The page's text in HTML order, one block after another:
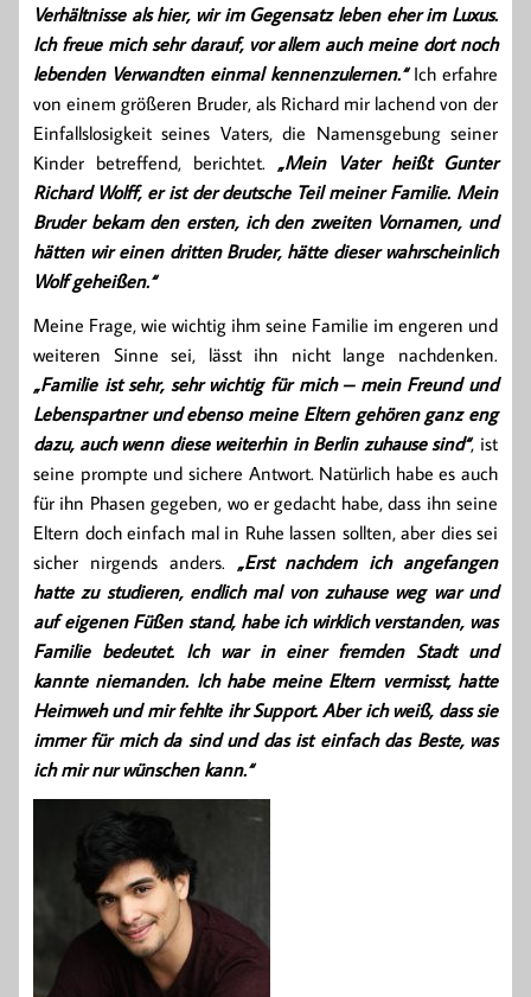
Verhältnisse als hier, wir im Gegensatz leben eher im Luxus.
Ich freue mich sehr darauf, vor allem auch meine dort noch
lebenden Verwandten einmal kennenzulernen.“Ich erfahre
von einem größeren Bruder, als Richard mir lachend von der
Einfallslosigkeit seines Vaters, die Namensgebung seiner
Kinder betreffend, berichtet. „Mein Vater heißt Gunter
Richard Wolff, er ist der deutsche Teil meiner Familie. Mein
Bruder bekam den ersten, ich den zweiten Vornamen, und
hätten wir einen dritten Bruder, hätte dieser wahrscheinlich
Wolf geheißen.“
Meine Frage, wie wichtig ihm seine Familie im engeren und
weiteren Sinne sei, lässt ihn nicht lange nachdenken.
„Familie ist sehr, sehr wichtig für mich – mein Freund und
Lebenspartner und ebenso meine Eltern gehören ganz eng
dazu, auch wenn diese weiterhin in Berlin zuhause sind“, ist
seine prompte und sichere Antwort. Natürlich habe es auch
für ihn Phasen gegeben, wo er gedacht habe, dass ihn seine
Eltern doch einfach mal in Ruhe lassen sollten, aber dies sei
sicher nirgends anders. „Erst nachdem ich angefangen
hatte zu studieren, endlich mal von zuhause weg war und
auf eigenen Füßen stand, habe ich wirklich verstanden, was
Familie bedeutet. Ich war in einer fremden Stadt und
kannte niemanden. Ich habe meine Eltern vermisst, hatte
Heimweh und mir fehlte ihr Support. Aber ich weiß, dass sie
immer für mich da sind und das ist einfach das Beste, was
ich mir nur wünschen kann.“